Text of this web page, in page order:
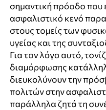
σημαντική πρόοδο που
ασφαλιστικό κενό
στους τομείς των
υγείας και της
Για τον λόγο αυτό,
διαμόρφωσης
διευκολύνουν την
πολιτών στην
παράλληλα ζητά τη